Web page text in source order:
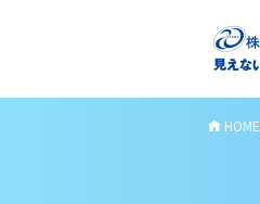
HOME